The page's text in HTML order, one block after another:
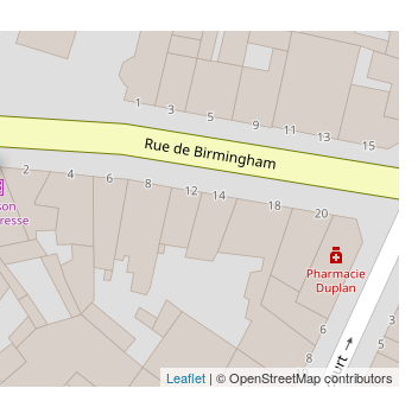
Leaflet | © OpenStreetMap contributors